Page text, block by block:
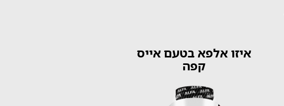
איזו אלפא בטעם אייס
קפה